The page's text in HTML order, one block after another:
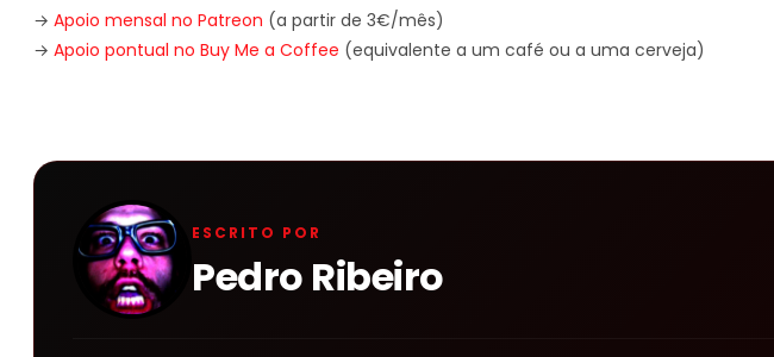
→ Apoio mensal no Patreon (a partir de 3€/mês)
→ Apoio pontual no Buy Me a Coffee (equivalente a um café ou a uma cerveja)
ESCRITO POR
Pedro Ribeiro